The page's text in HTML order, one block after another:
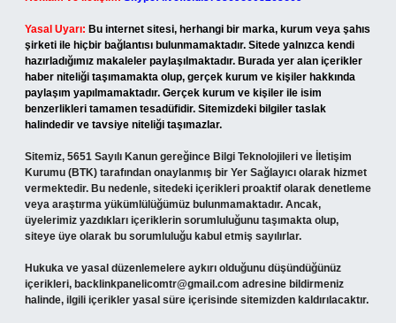
Yasal Uyarı: Bu internet sitesi, herhangi bir marka, kurum veya şahıs
şirketi ile hiçbir bağlantısı bulunmamaktadır. Sitede yalnızca kendi
hazırladığımız makaleler paylaşılmaktadır. Burada yer alan içerikler
haber niteliği taşımamakta olup, gerçek kurum ve kişiler hakkında
paylaşım yapılmamaktadır. Gerçek kurum ve kişiler ile isim
benzerlikleri tamamen tesadüfidir. Sitemizdeki bilgiler taslak
halindedir ve tavsiye niteliği taşımazlar.
Sitemiz, 5651 Sayılı Kanun gereğince Bilgi Teknolojileri ve İletişim
Kurumu (BTK) tarafından onaylanmış bir Yer Sağlayıcı olarak hizmet
vermektedir. Bu nedenle, sitedeki içerikleri proaktif olarak denetleme
veya araştırma yükümlülüğümüz bulunmamaktadır. Ancak,
üyelerimiz yazdıkları içeriklerin sorumluluğunu taşımakta olup,
siteye üye olarak bu sorumluluğu kabul etmiş sayılırlar.
Hukuka ve yasal düzenlemelere aykırı olduğunu düşündüğünüz
içerikleri, backlinkpanelicomtr@gmail.com adresine bildirmeniz
halinde, ilgili içerikler yasal süre içerisinde sitemizden kaldırılacaktır.